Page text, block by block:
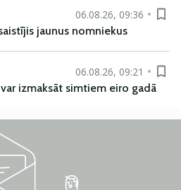
06.08.26, 09:36
jaunus nomniekus
06.08.26, 09:21
izmaksāt simtiem eiro gadā